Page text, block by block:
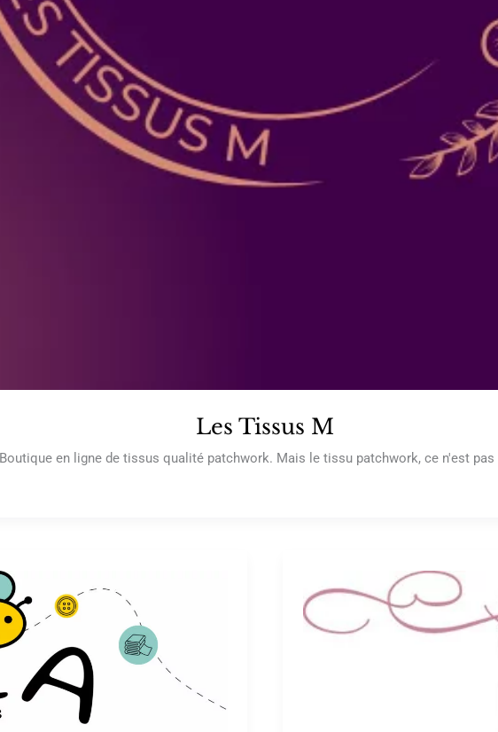
Les Tissus M
Boutique en ligne de tissus qualité patchwork. Mais le tissu patchwork, ce n'est pas